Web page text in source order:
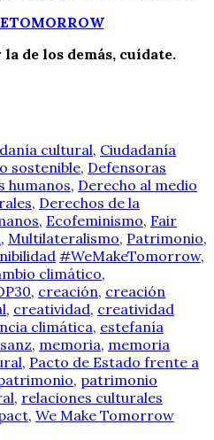
de los demás, cuídate.
cultural, Ciudadanía
sostenible, Defensoras
humanos, Derecho al medio
, Derechos de la
, Ecofeminismo, Fair
, Multilateralismo, Patrimonio,
#WeMakeTomorrow,
climático,
, creación, creación
, creatividad, creatividad
climática, estefanía
, memoria, memoria
, Pacto de Estado frente a
, patrimonio
, relaciones culturales
, We Make Tomorrow